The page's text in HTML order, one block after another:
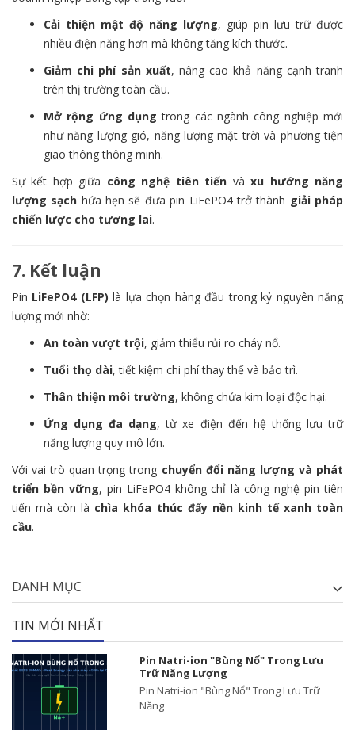
Cải thiện mật độ năng lượng, giúp pin lưu trữ được
nhiều điện năng hơn mà không tăng kích thước.
Giảm chi phí sản xuất, nâng cao khả năng cạnh tranh
trên thị trường toàn cầu.
Mở rộng ứng dụng trong các ngành công nghiệp mới
như năng lượng gió, năng lượng mặt trời và phương tiện
giao thông thông minh.
Sự kết hợp giữa công nghệ tiên tiến vàxu hướng năng
lượng sạch hứa hẹn sẽ đưa pin LiFePO4 trở thành giải pháp
chiến lược cho tương lai.
7. Kết luận
Pin LiFePO4 (LFP) là lựa chọn hàng đầu trong kỷ nguyên năng
lượng mới nhờ:
An toàn vượt trội, giảm thiểu rủi ro cháy nổ.
Tuổi thọ dài, tiết kiệm chi phí thay thế và bảo trì.
Thân thiện môi trường, không chứa kim loại độc hại.
Ứng dụng đa dạng, từ xe điện đến hệ thống lưu trữ
năng lượng quy mô lớn.
Với vai trò quan trọng trong chuyển đổi năng lượng và phát
triển bền vững, pin LiFePO4 không chỉ là công nghệ pin tiên
tiến mà còn là chìa khóa thúc đẩy nền kinh tế xanh toàn
cầu.
DANH MỤC
TIN MỚI NHẤT
Pin Natri-ion "Bùng Nổ" Trong Lưu
Trữ Năng Lượng
Pin Natri-ion "Bùng Nổ" Trong Lưu Trữ
Năng